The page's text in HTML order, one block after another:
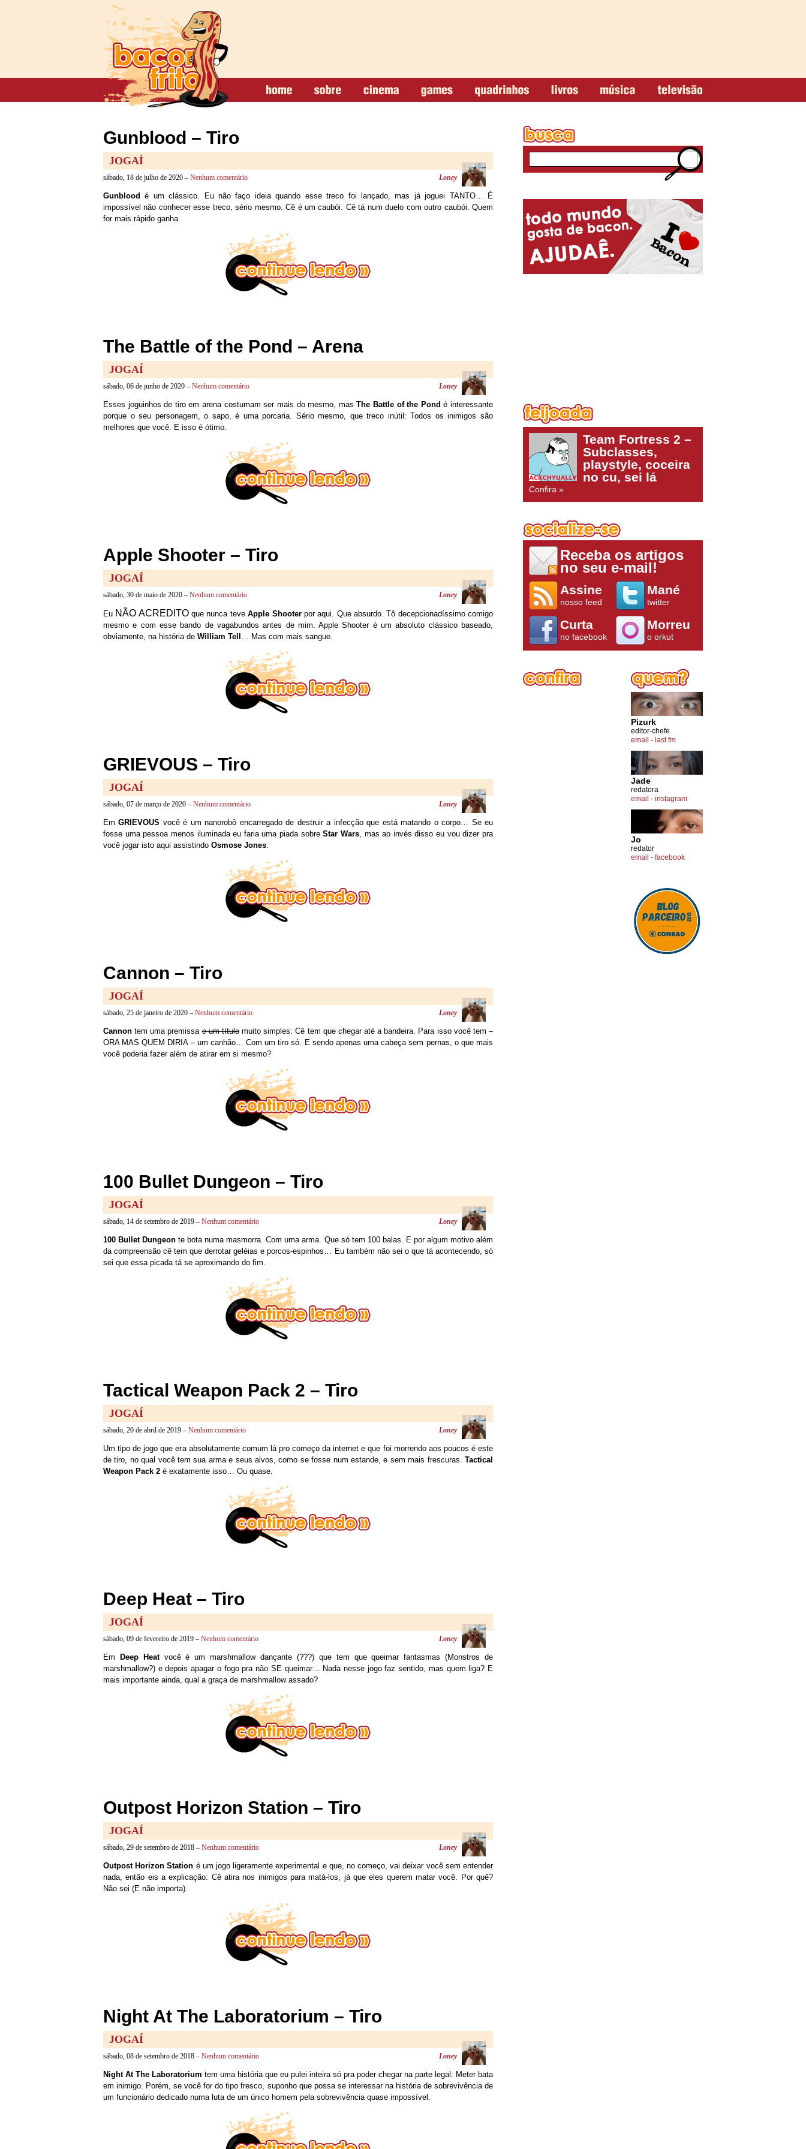
Gunblood – Tiro
JOGAÍ
sábado, 18 de julho de 2020 – Nenhum comentário Loney
Gunblood é um clássico. Eu não faço ideia quando esse treco foi lançado, mas já joguei TANTO… É
impossível não conhecer esse treco, sério mesmo. Cê é um caubói. Cê tá num duelo com outro caubói. Quem
for mais rápido ganha.
The Battle of the Pond – Arena
JOGAÍ
sábado, 06 de junho de 2020 – Nenhum comentário Loney
Esses joguinhos de tiro em arena costumam ser mais do mesmo, masThe Battle of the Pond é interessante
porque o seu personagem, o sapo, é uma porcaria. Sério mesmo, que treco inútil: Todos os inimigos são
melhores que você. E isso é ótimo.
Apple Shooter – Tiro
JOGAÍ
sábado, 30 de maio de 2020 – Nenhum comentário Loney
Eu NÃO ACREDITOque nunca teveApple Shooterpor aqui. Que absurdo. Tô decepcionadíssimo comigo
mesmo e com esse bando de vagabundos antes de mim. Apple Shooter é um absoluto clássico baseado,
obviamente, na história de William Tell … Mas com mais sangue.
GRIEVOUS – Tiro
JOGAÍ
sábado, 07 de março de 2020 – Nenhum comentário Loney
EmGRIEVOUS você é um nanorobô encarregado de destruir a infecção que está matando o corpo… Se eu
fosse uma pessoa menos iluminada eu faria uma piada sobreStar Wars, mas ao invés disso eu vou dizer pra
você jogar isto aqui assistindo Osmose Jones.
Cannon – Tiro
JOGAÍ
sábado, 25 de janeiro de 2020 – Nenhum comentário Loney
Cannon tem uma premissae um títulomuito simples: Cê tem que chegar até a bandeira. Para isso você tem –
ORA MAS QUEM DIRIA – um canhão… Com um tiro só. E sendo apenas uma cabeça sem pernas, o que mais
você poderia fazer além de atirar em si mesmo?
100 Bullet Dungeon – Tiro
JOGAÍ
sábado, 14 de setembro de 2019 – Nenhum comentário Loney
100 Bullet Dungeon te bota numa masmorra. Com uma arma. Que só tem 100 balas. E por algum motivo além
da compreensão cê tem que derrotar geléias e porcos-espinhos… Eu também não sei o que tá acontecendo, só
sei que essa picada tá se aproximando do fim.
Tactical Weapon Pack 2 – Tiro
JOGAÍ
sábado, 20 de abril de 2019 – Nenhum comentário Loney
Um tipo de jogo que era absolutamente comum lá pro começo da internet e que foi morrendo aos poucos é este
de tiro, no qual você tem sua arma e seus alvos, como se fosse num estande, e sem mais frescuras. Tactical
Weapon Pack 2 é exatamente isso… Ou quase.
Deep Heat – Tiro
JOGAÍ
sábado, 09 de fevereiro de 2019 – Nenhum comentário Loney
Em Deep Heat você é um marshmallow dançante (???) que tem que queimar fantasmas (Monstros de
marshmallow?) e depois apagar o fogo pra não SE queimar… Nada nesse jogo faz sentido, mas quem liga? E
mais importante ainda, qual a graça de marshmallow assado?
Outpost Horizon Station – Tiro
JOGAÍ
sábado, 29 de setembro de 2018 – Nenhum comentário Loney
Outpost Horizon Station é um jogo ligeramente experimental e que, no começo, vai deixar você sem entender
nada, então eis a explicação: Cê atira nos inimigos para matá-los, já que eles querem matar você. Por quê?
Não sei (E não importa).
Night At The Laboratorium – Tiro
JOGAÍ
sábado, 08 de setembro de 2018 – Nenhum comentário Loney
Night At The Laboratorium tem uma história que eu pulei inteira só pra poder chegar na parte legal: Meter bata
em inimigo. Porém, se você for do tipo fresco, suponho que possa se interessar na história de sobrevivência de
um funcionário dedicado numa luta de um único homem pela sobrevivência quase impossível.
Team Fortress 2 –
Subclasses,
playstyle, coceira
no cu, sei lá
Confira »
Receba os artigos
no seu e-mail!
Assine
nosso feed
Mané
twitter
Curta
no facebook
Morreu
o orkut
Pizurk
editor-chefe
email - last.fm
Jade
redatora
email - instagram
Jo
redator
email - facebook